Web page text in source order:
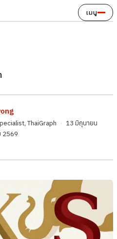
เมนู
ThaiGraph · 13 มิถุนายน
2569